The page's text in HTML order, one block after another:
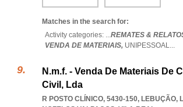
Matches in the search for:
Activity categories: ...REMATES &
VENDA DE MATERIAIS, UNIPESSOAL...
N.m.f. - Venda De Materiais De
Civil, Lda
R POSTO CLÍNICO, 5430-150, LEBUÇÃO,